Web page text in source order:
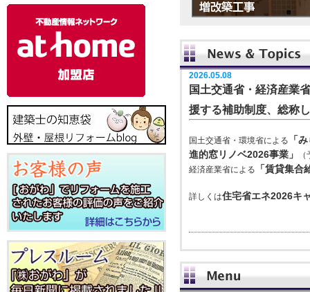
2026.05.08
国土交通省・経済産業
援する補助制度、総称
国土交通省・環境省による
「
進的窓リノベ2026事業」
経済産業省による
「賃貸集
詳しくは住宅省エネ2026キ